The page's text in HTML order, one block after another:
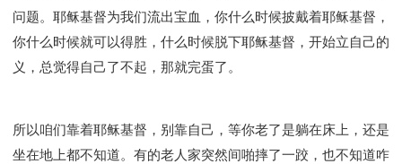
问题。耶稣基督为我们流出宝血，你什么时候披戴着耶稣基督，
你什么时候就可以得胜，什么时候脱下耶稣基督，开始立自己的
义，总觉得自己了不起，那就完蛋了。
所以咱们靠着耶稣基督，别靠自己，等你老了是躺在床上，还是
坐在地上都不知道。有的老人家突然间啪摔了一跤，也不知道咋